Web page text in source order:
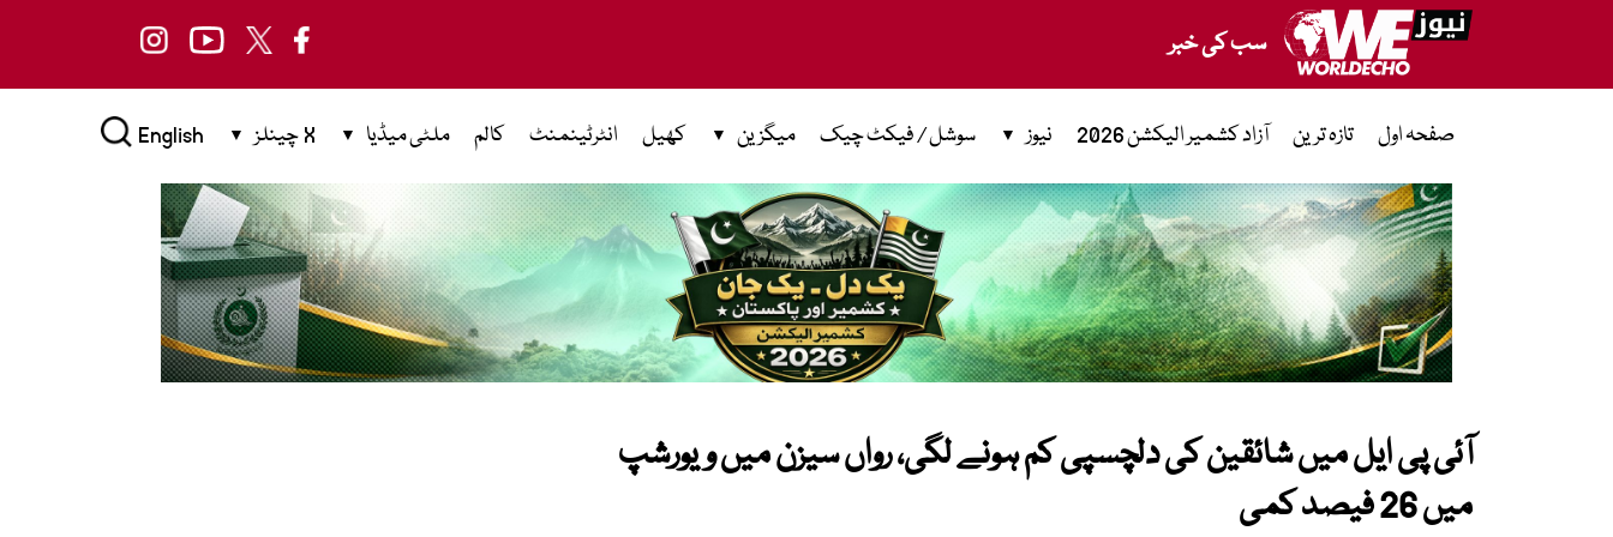
سب کی خبر
صفحہ اول تازہ ترین آزاد کشمیر الیکشن 2026 نیوز سوشل / فیکٹ چیک میگزین کھیل انٹرٹینمنٹ کالم ملٹی میڈیا X چینلز English
آئی پی ایل میں شائقین کی دلچسپی کم ہونے لگی، رواں سیزن میں ویورشپ
میں 26 فیصد کمی